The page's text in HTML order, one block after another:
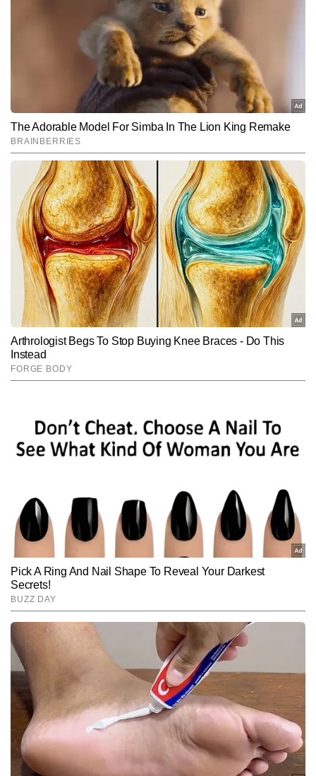
End of Article
दिगपाल सिंह AUTHOR
दिगपाल सिंह टाइम्स नाउ नवभारत डिजिटल में सिटी टीम को लीड कर रहे हैं। शहरों
से जुड़ी ताजाखबरें, लोकल मुद्दे, चुनावी कवरेज और एक्सप्लेनर फॉर्मेट पर उनकी
मजबूत पकड़ है। 2006 से पत्रकारिता में सक्रिय दिगपाल सिंह को प्रिंट और
डिजिटल दोनों माध्यमों में काम करने का अनुभव है। दोनों प्लेटफॉर्म्स पर काम करते
हुए उन्होंने ग्राउंड-लेवल रिपोर्टिंग से लेकर सेंट्रल डेस्क पर बड़ी खबरों की हैंडलिंग
तक हर स्तर पर अनुभव हासिल किया है। अब तक 30,000 से अधिक खबरें लिख
चुके दिगपाल हाइपर-लोकल न्यूज की बारीकियों, शहरों की समस्याओं और लोगों से
जुड़े वास्तविक मुद्दों को समझने की विशेष क्षमता रखते हैं।
और पढ़ें
Follow Us:
Subscribe to our daily Newsletter!
SUBMIT